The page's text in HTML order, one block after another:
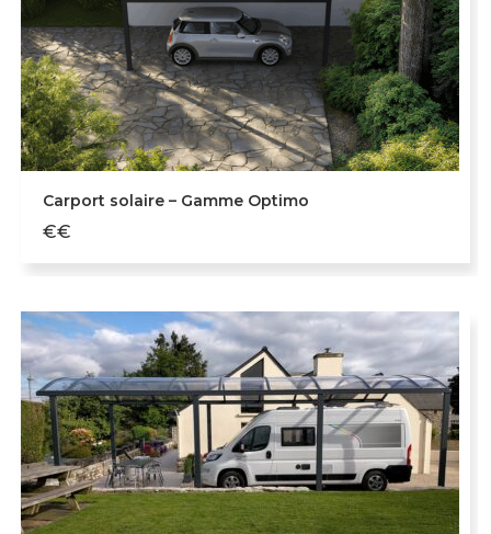
Carport solaire – Gamme Optimo
€€